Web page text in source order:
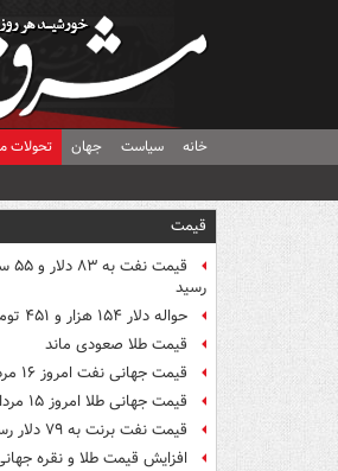
خانه سیاست جهان تحولات
قیمت
رسید
حواله دلار ۱۵۴ هزار و ۴۵۱ تومان شد
قیمت طلا صعودی ماند
قیمت جهانی نفت امروز ۱۶ مرداد
قیمت جهانی طلا امروز ۱۵ مرداد
قیمت نفت برنت به ۷۹ دلار رسید
افزایش قیمت طلا و نقره